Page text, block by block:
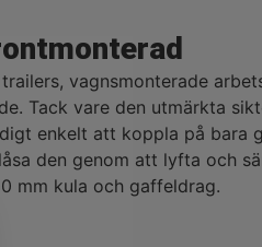
vagnsmonterade
Tack vare den utmärkta
enkelt att koppla på bara
den genom att lyfta och
mm kula och gaffeldrag.